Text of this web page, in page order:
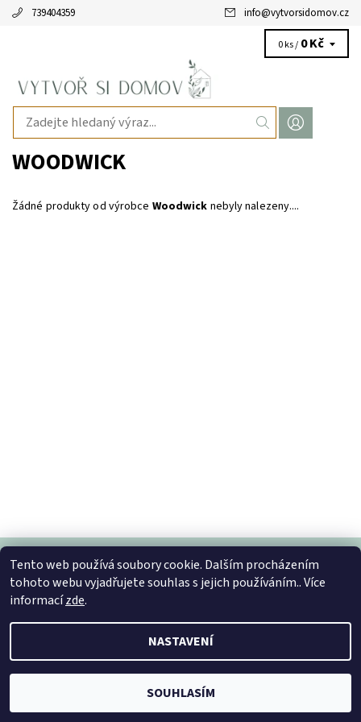
739404359 info@vytvorsidomov.cz
0 ks / 0 Kč
WOODWICK
Žádné produkty od výrobce Woodwick nebyly nalezeny....
2026 © Vytvorsidomov, všechna práva vyhrazena
Vytvořil Shoptet
Tento web používá soubory cookie. Dalším procházením
tohoto webu vyjadřujete souhlas s jejich používáním.. Více
informacízde.
NASTAVENÍ
SOUHLASÍM